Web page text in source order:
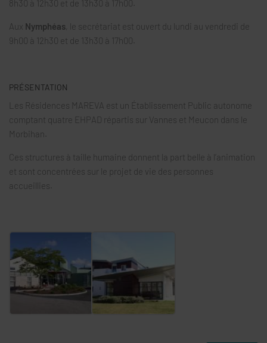
8h30 à 12h30 et de 13h30 à 17h00.
Aux Nymphéas , le secrétariat est ouvert du lundi au vendredi de
9h00 à 12h30 et de 13h30 à 17h00.
PRÉSENTATION
Les Résidences MAREVA est un Établissement Public autonome
comptant quatre EHPAD répartis sur Vannes et Meucon dans le
Morbihan.
Ces structures à taille humaine donnent la part belle à l’animation
et sont concentrées sur le projet de vie des personnes
accueillies.